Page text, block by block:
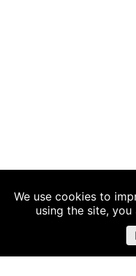
Предупреждение о рисках:
акциями и другими
инвесторам, так как
утраты вложений. Крайне
криптовалюты объясняется
множества факторов:
We use cookies to
using the site,